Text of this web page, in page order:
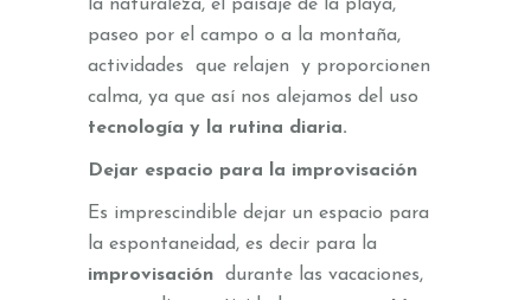
la naturaleza, el paisaje de la playa,
paseo por el campo o a la montaña,
actividades que relajen y proporcionen
calma, ya que así nos alejamos del uso
tecnología y la rutina diaria.
Dejar espacio para la improvisación
Es imprescindible dejar un espacio para
la espontaneidad, es decir para la
improvisación durante las vacaciones,